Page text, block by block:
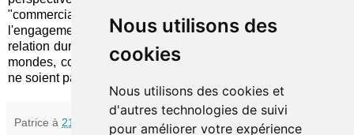
Nous utilisons des
cookies
Nous utilisons des cookies et
d'autres technologies de suivi
pour améliorer votre expérience
"commercialement" du partenariat, en développant
l'engagement de ses jeunes "clients" et en forgeant une
relation durable avec eux. Il reste juste à regretter que les 2
mondes, compte réel OCBC et espace virtuel PlayMoolah,
ne soient pas plus intimement intégrés...
Patrice à 21:04